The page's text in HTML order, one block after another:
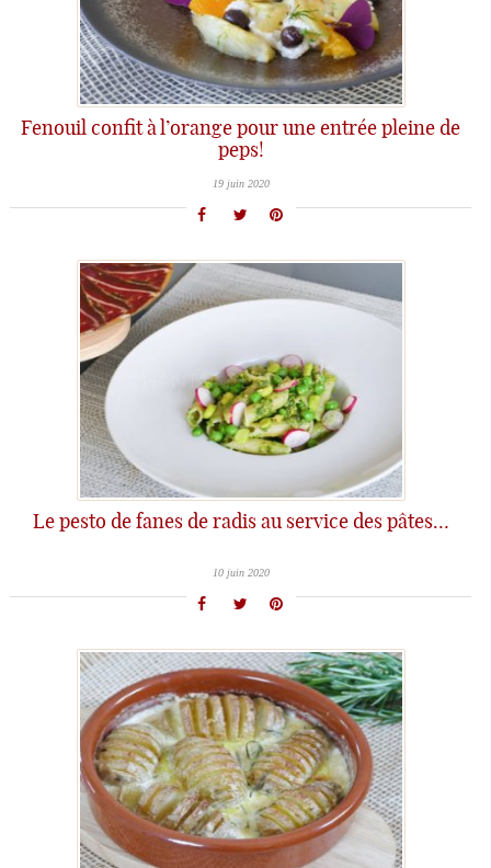
Fenouil confit à l’orange pour une entrée pleine de
peps!
19 juin 2020
Le pesto de fanes de radis au service des pâtes…
10 juin 2020